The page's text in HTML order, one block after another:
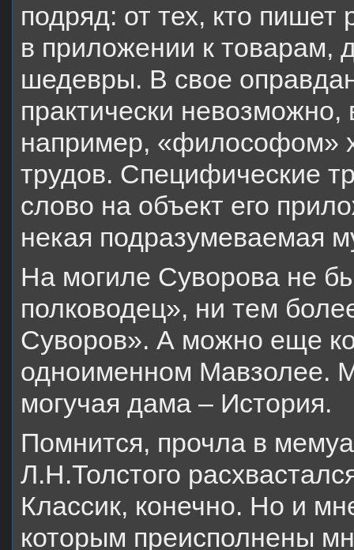
подряд: от тех, кто
в приложении к товарам,
шедевры. В свое
практически невозможно,
например, «философом»
трудов. Специфические
слово на объект его
некая подразумеваемая
На могиле Суворова не
полководец», ни тем
Суворов». А можно еще
одноименном Мавзолее.
могучая дама – История.
Помнится, прочла в
Л.Н.Толстого
Классик, конечно. Но и
которым преисполнены